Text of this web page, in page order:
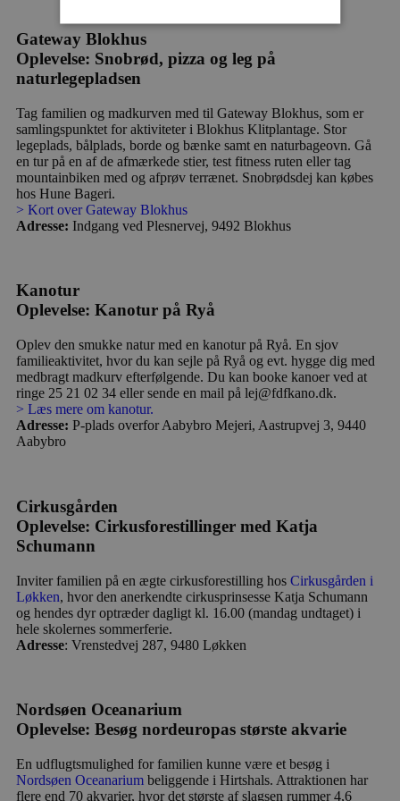
Gateway Blokhus
Oplevelse: Snobrød, pizza og leg på
naturlegepladsen
Tag familien og madkurven med til Gateway Blokhus, som er
samlingspunktet for aktiviteter i Blokhus Klitplantage. Stor
legeplads, bålplads, borde og bænke samt en naturbageovn. Gå
en tur på en af de afmærkede stier, test fitness ruten eller tag
mountainbiken med og afprøv terrænet. Snobrødsdej kan købes
hos Hune Bageri.
> Kort over Gateway Blokhus
Adresse: Indgang ved Plesnervej, 9492 Blokhus
Kanotur
Oplevelse: Kanotur på Ryå
Oplev den smukke natur med en kanotur på Ryå. En sjov
familieaktivitet, hvor du kan sejle på Ryå og evt. hygge dig med
medbragt madkurv efterfølgende. Du kan booke kanoer ved at
ringe 25 21 02 34 eller sende en mail på lej@fdfkano.dk.
> Læs mere om kanotur.
Adresse: P-plads overfor Aabybro Mejeri, Aastrupvej 3, 9440
Aabybro
Cirkusgården
Oplevelse: Cirkusforestillinger med Katja
Schumann
Inviter familien på en ægte cirkusforestilling hos Cirkusgården i
Løkken, hvor den anerkendte cirkusprinsesse Katja Schumann
og hendes dyr optræder dagligt kl. 16.00 (mandag undtaget) i
hele skolernes sommerferie.
Adresse: Vrenstedvej 287, 9480 Løkken
Nordsøen Oceanarium
Oplevelse: Besøg nordeuropas største akvarie
En udflugtsmulighed for familien kunne være et besøg i
Nordsøen Oceanarium beliggende i Hirtshals. Attraktionen har
flere end 70 akvarier, hvor det største af slagsen rummer 4,6
Absolut nødvendige
Ydeevne
Målretning
Absolut nødvendige cookies muliggør
hjemmesidens grundlæggende funktionalitet
såsom brugerlogin og kontoadministration.
Hjemmesiden kan ikke bruges korrekt uden de
absolut nødvendige cookies.
Navn
CookieScriptConsent
CookieScript
4 uger 2